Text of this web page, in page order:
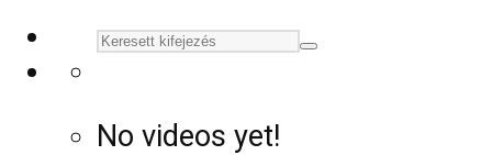
No videos yet!